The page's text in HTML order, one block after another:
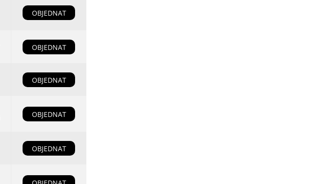
OBJEDNAT
OBJEDNAT
OBJEDNAT
OBJEDNAT
OBJEDNAT